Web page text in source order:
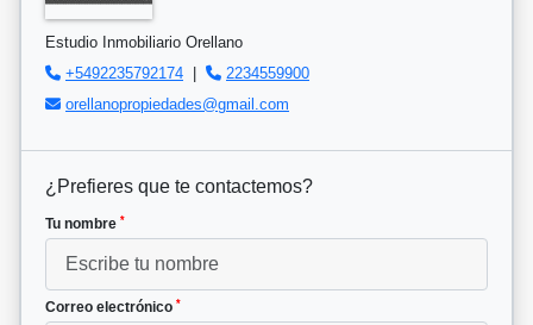
Estudio Inmobiliario Orellano
+5492235792174
2234559900
orellanopropiedades@gmail.com
¿Prefieres que te contactemos?
Tu nombre *
Correo electrónico *